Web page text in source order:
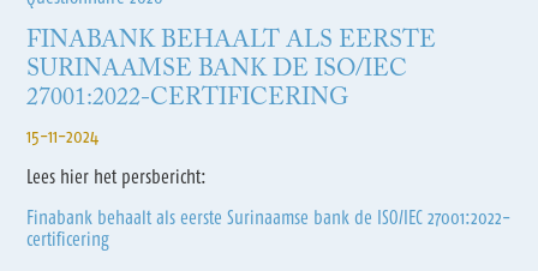
FINABANK BEHAALT ALS EERSTE
SURINAAMSE BANK DE ISO/IEC
27001:2022-CERTIFICERING
15-11-2024
Lees hier het persbericht:
Finabank behaalt als eerste Surinaamse bank de ISO/IEC 27001:2022-
certificering